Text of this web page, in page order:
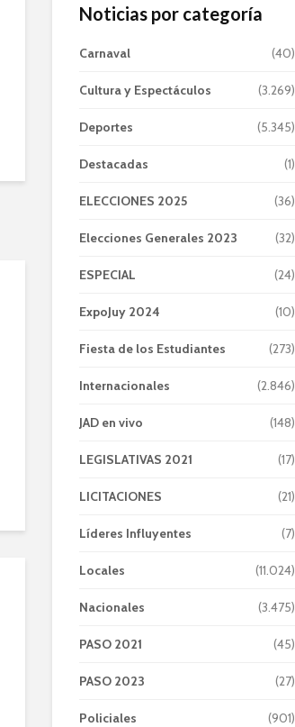
Noticias por categoría
Carnaval (40)
Cultura y Espectáculos (3.269)
Deportes (5.345)
Destacadas (1)
ELECCIONES 2025 (36)
Elecciones Generales 2023 (32)
ESPECIAL (24)
ExpoJuy 2024 (10)
Fiesta de los Estudiantes (273)
Internacionales (2.846)
JAD en vivo (148)
LEGISLATIVAS 2021 (17)
LICITACIONES (21)
Líderes Influyentes (7)
Locales (11.024)
Nacionales (3.475)
PASO 2021 (45)
PASO 2023 (27)
Policiales (901)